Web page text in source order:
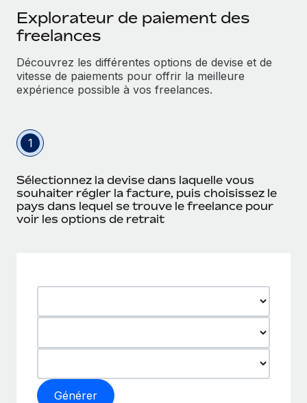
Explorateur de paiement des
freelances
Découvrez les différentes options de devise et de
vitesse de paiements pour offrir la meilleure
expérience possible à vos freelances.
1
Sélectionnez la devise dans laquelle vous
souhaiter régler la facture, puis choisissez le
pays dans lequel se trouve le freelance pour
voir les options de retrait
Générer